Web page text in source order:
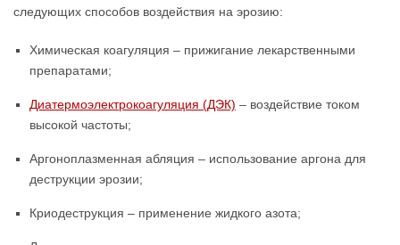
следующих способов воздействия на эрозию:
Химическая коагуляция – прижигание лекарственными
препаратами;
Диатермоэлектрокоагуляция (ДЭК) – воздействие током
высокой частоты;
Аргоноплазменная абляция – использование аргона для
деструкции эрозии;
Криодеструкция – применение жидкого азота;